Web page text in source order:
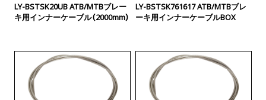
LY-BSTSK20UB ATB/MTBブレー
キ用インナーケーブル（2000mm）
LY-BSTSK761617 ATB/MTBブレ
ーキ用インナーケーブルBOX